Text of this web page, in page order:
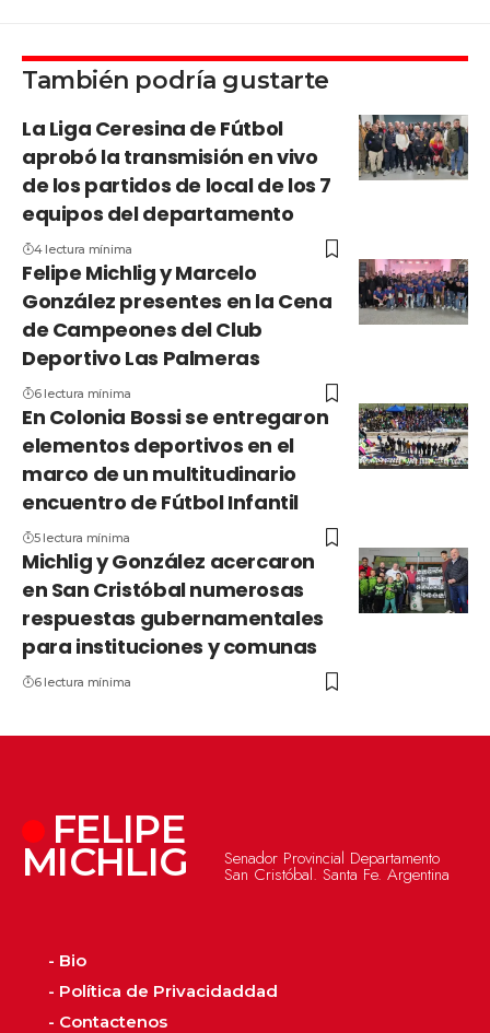
También podría gustarte
La Liga Ceresina de Fútbol
aprobó la transmisión en vivo
de los partidos de local de los 7
equipos del departamento
4 lectura mínima
Felipe Michlig y Marcelo
González presentes en la Cena
de Campeones del Club
Deportivo Las Palmeras
6 lectura mínima
En Colonia Bossi se entregaron
elementos deportivos en el
marco de un multitudinario
encuentro de Fútbol Infantil
5 lectura mínima
Michlig y González acercaron
en San Cristóbal numerosas
respuestas gubernamentales
para instituciones y comunas
6 lectura mínima
FELIPE
MICHLIG Senador Provincial Departamento
San Cristóbal. Santa Fe. Argentina
- Bio
- Política de Privacidaddad
- Contactenos